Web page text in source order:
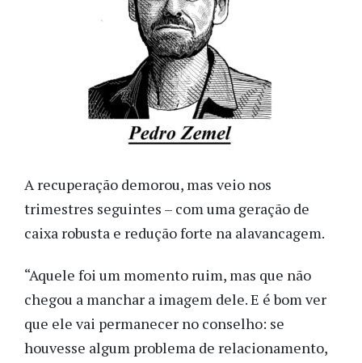
A recuperação demorou, mas veio nos
trimestres seguintes – com uma geração de
caixa robusta e redução forte na alavancagem.
“Aquele foi um momento ruim, mas que não
chegou a manchar a imagem dele. E é bom ver
que ele vai permanecer no conselho: se
houvesse algum problema de relacionamento,